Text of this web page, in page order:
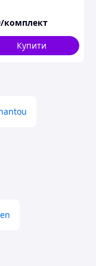
комплект
Купити